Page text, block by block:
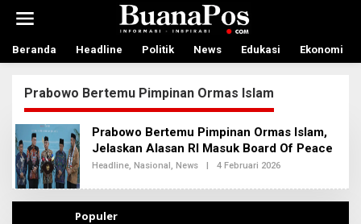
t
Beranda Headline Politik News Edukasi Ekonomi
Prabowo Bertemu Pimpinan Ormas Islam
Prabowo Bertemu Pimpinan Ormas Islam,
Jelaskan Alasan RI Masuk Board Of Peace
Headline, Nasional, News | 4 Februari 2026
E
H
Populer